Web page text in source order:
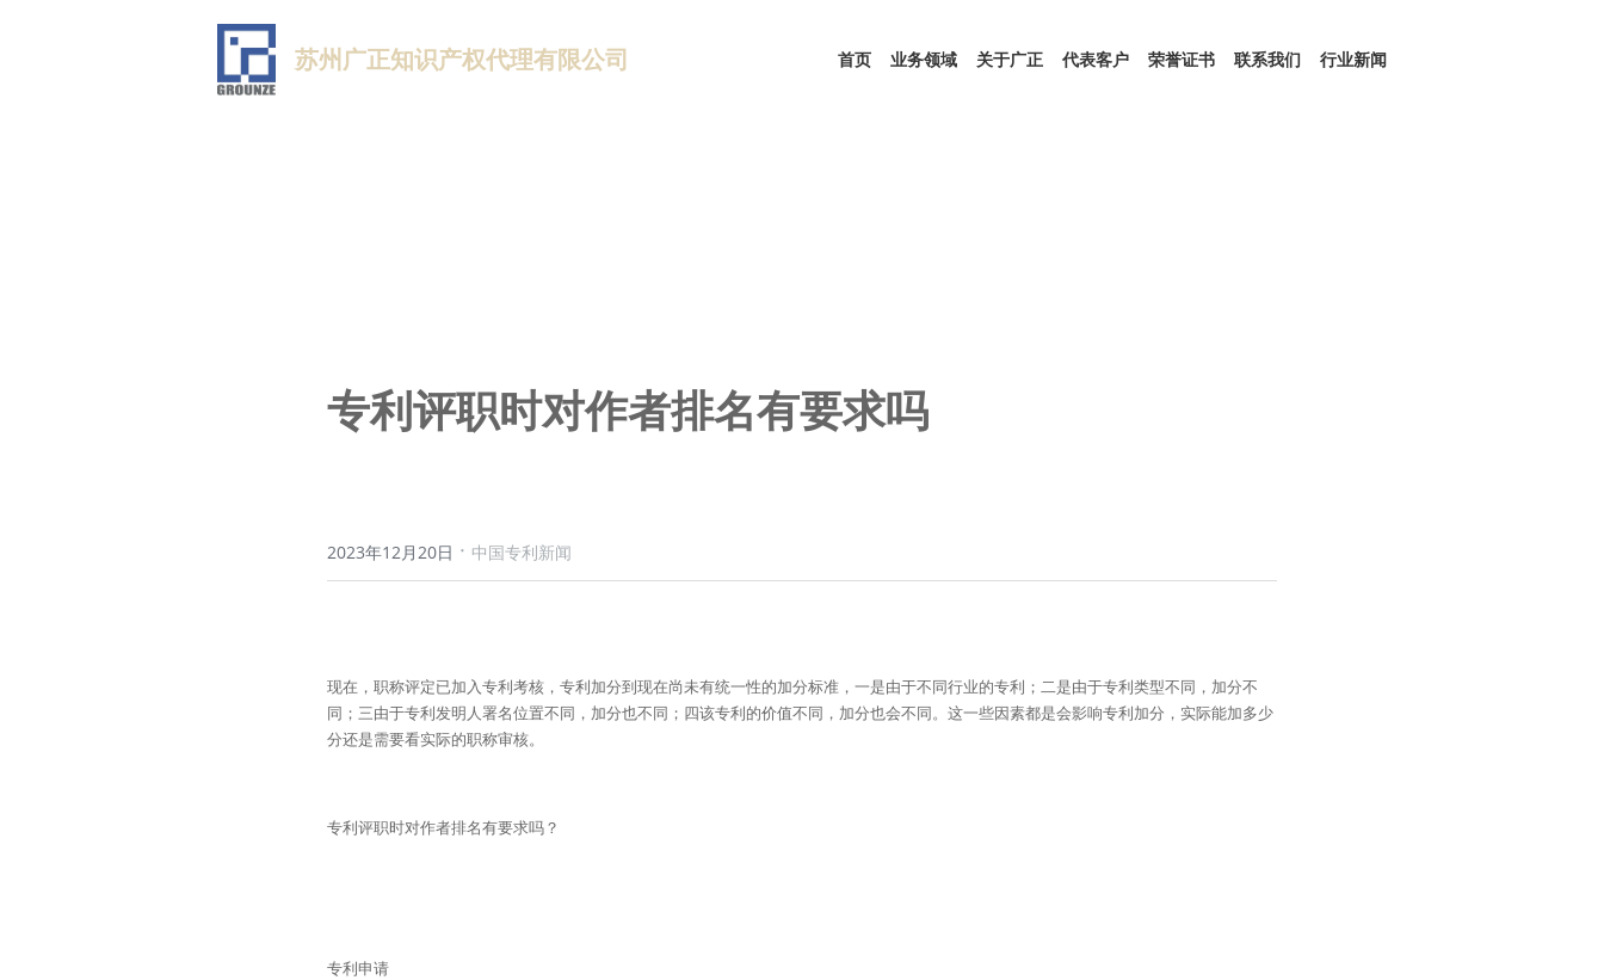
苏州广正知识产权代理有限公司 首页 业务领域 关于广正 代表客户 荣誉证书 联系我们 行业新闻
专利评职时对作者排名有要求吗
2023年12月20日 · 中国专利新闻
现在，职称评定已加入专利考核，专利加分到现在尚未有统一性的加分标准，一是由于不同行业的专利；二是由于专利类型不同，加分不
同；三由于专利发明人署名位置不同，加分也不同；四该专利的价值不同，加分也会不同。这一些因素都是会影响专利加分，实际能加多少
分还是需要看实际的职称审核。
专利评职时对作者排名有要求吗？
专利申请